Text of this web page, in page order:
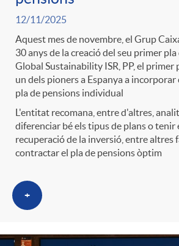
12/11/2025
Aquest mes de novembre, el Grup
30 anys de la creació del seu primer pla
Global Sustainability ISR, PP, el primer
un dels pioners a Espanya a incorporar
pla de pensions individual
L'entitat recomana, entre d'altres,
diferenciar bé els tipus de plans o tenir
recuperació de la inversió, entre altres
contractar el pla de pensions òptim
+